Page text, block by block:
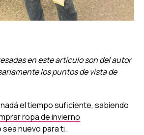
en este artículo son del autor
los puntos de vista de
el tiempo suficiente, sabiendo
ropa de invierno
nuevo para ti.